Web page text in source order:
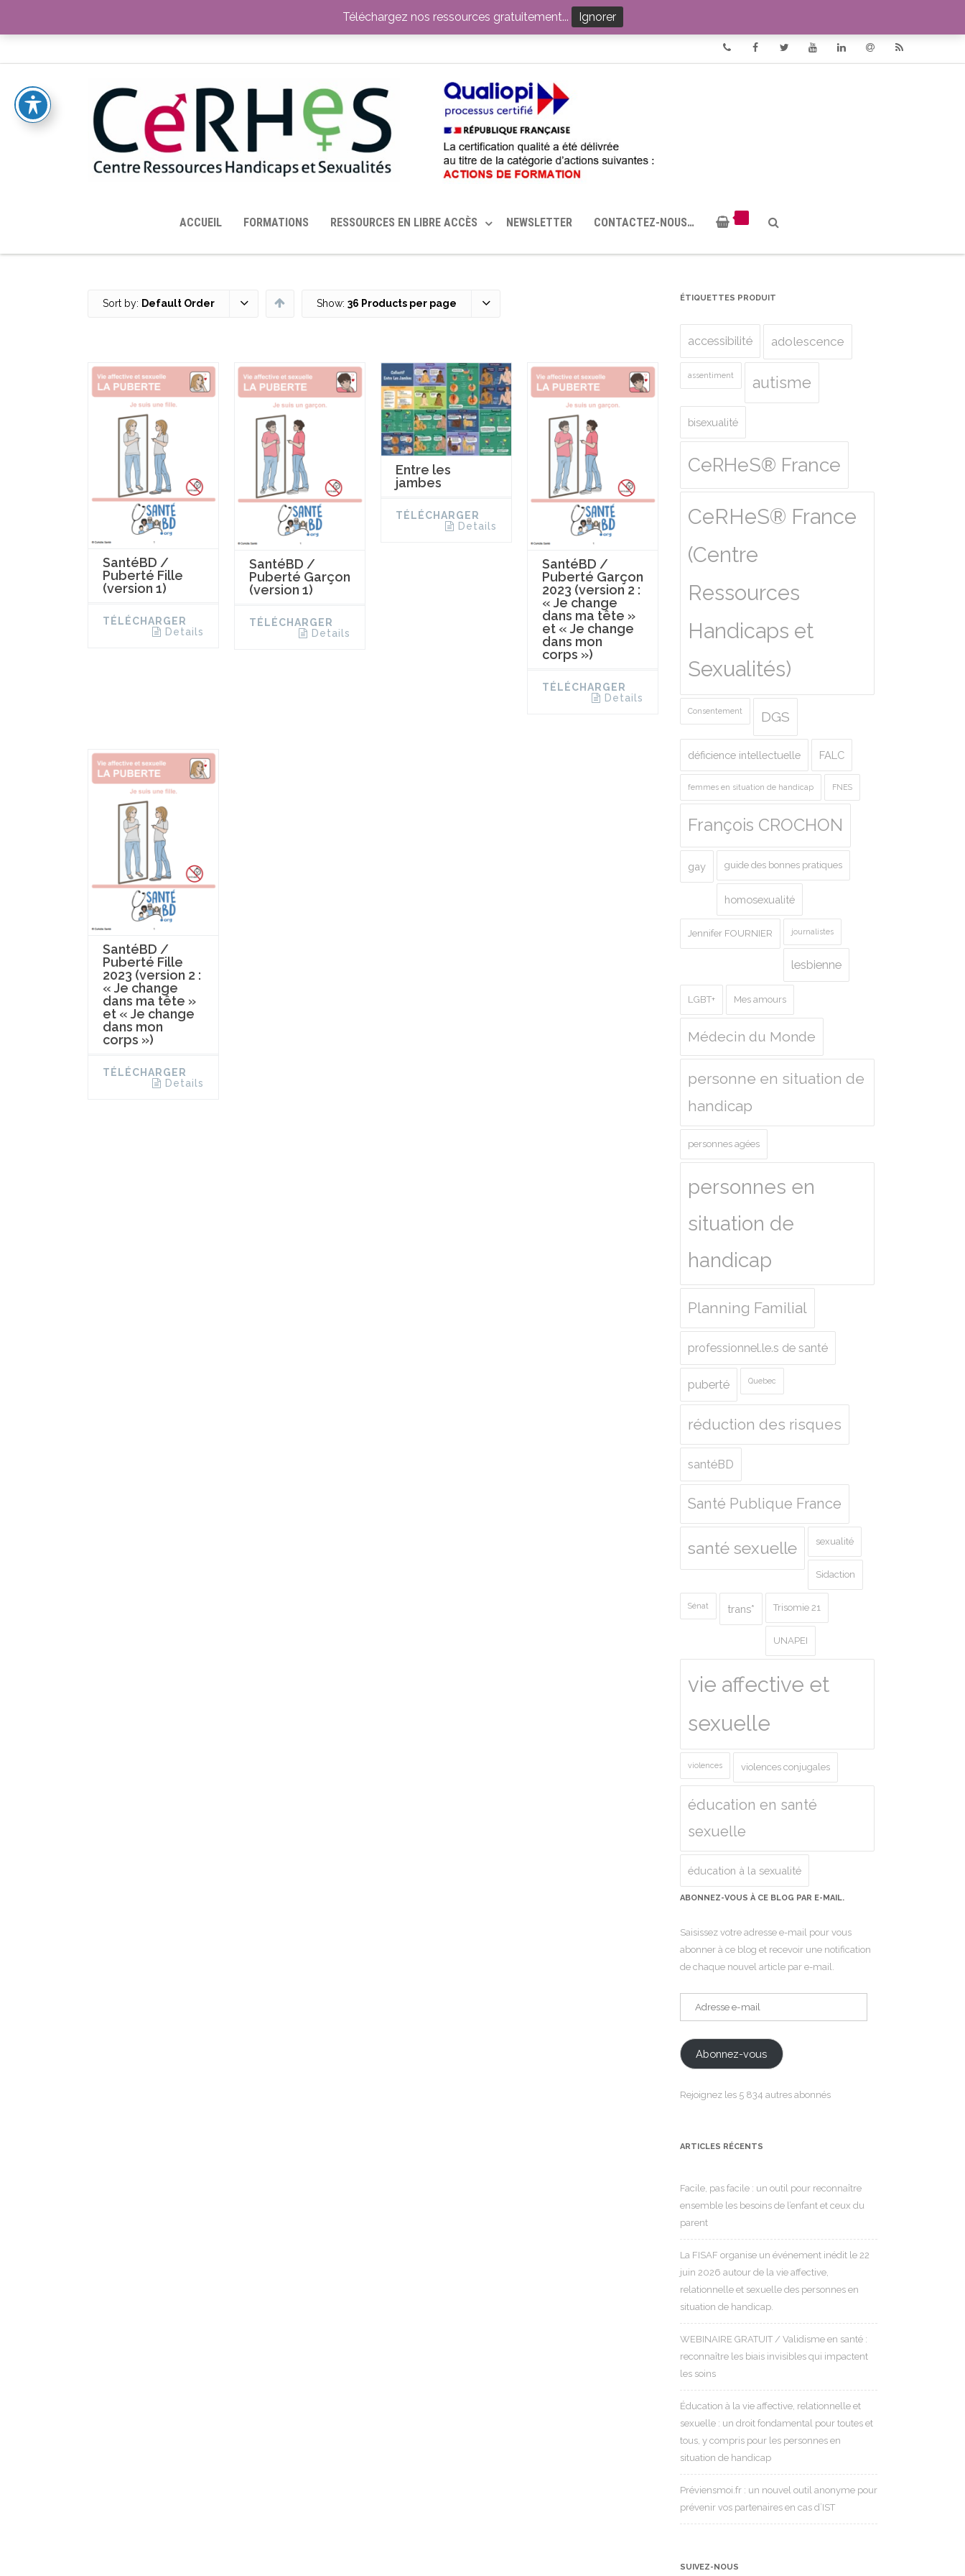
TOUTES LES RESSOURCES MISES À DISPOSITION PAR LE CERHES® FRANCE OUTILS EN SANTÉ SEXUELLE
ACCUEIL FORMATIONS RESSOURCES EN LIBRE ACCÈS NEWSLETTER CONTACTEZ-NOUS…
Sort by: Default Order Show: 36 Products per page
SantéBD /
Puberté Fille
(version 1)
TÉLÉCHARGER
Details
SantéBD /
Puberté Garçon
(version 1)
TÉLÉCHARGER
Details
Entre les
jambes
TÉLÉCHARGER
Details
SantéBD /
Puberté Garçon
2023 (version 2 :
« Je change
dans ma tête »
et « Je change
dans mon
corps »)
TÉLÉCHARGER
Details
SantéBD /
Puberté Fille
2023 (version 2 :
« Je change
dans ma tête »
et « Je change
dans mon
corps »)
TÉLÉCHARGER
Details
ÉTIQUETTES PRODUIT
accessibilité adolescence
assentiment autisme
bisexualité
CeRHeS® France
CeRHeS® France
(Centre
Ressources
Handicaps et
Sexualités)
Consentement DGS
déficience intellectuelle FALC
femmes en situation de handicap FNES
François CROCHON
gay guide des bonnes pratiques
homosexualité
Jennifer FOURNIER journalistes
lesbienne
LGBT+ Mes amours
Médecin du Monde
personne en situation de
handicap
personnes agées
personnes en
situation de
handicap
Planning Familial
professionnel.le.s de santé
puberté Quebec
réduction des risques
santéBD
Santé Publique France
santé sexuelle sexualité
Sidaction
Sénat trans* Trisomie 21
UNAPEI
vie affective et
sexuelle
violences violences conjugales
éducation en santé
sexuelle
éducation à la sexualité
ABONNEZ-VOUS À CE BLOG PAR E-MAIL.
Saisissez votre adresse e-mail pour vous
abonner à ce blog et recevoir une notification
de chaque nouvel article par e-mail.
Adresse
e-
Abonnez-vous
Rejoignez les 5 834 autres abonnés
ARTICLES RÉCENTS
Facile, pas facile : un outil pour reconnaître
ensemble les besoins de l’enfant et ceux du
parent
La FISAF organise un événement inédit le 22
juin 2026 autour de la vie affective,
relationnelle et sexuelle des personnes en
situation de handicap.
WEBINAIRE GRATUIT / Validisme en santé :
reconnaître les biais invisibles qui impactent
les soins
Éducation à la vie affective, relationnelle et
sexuelle : un droit fondamental pour toutes et
tous, y compris pour les personnes en
situation de handicap
Préviensmoi.fr : un nouvel outil anonyme pour
prévenir vos partenaires en cas d’IST
SUIVEZ-NOUS
Téléchargez nos ressources gratuitement... Ignorer